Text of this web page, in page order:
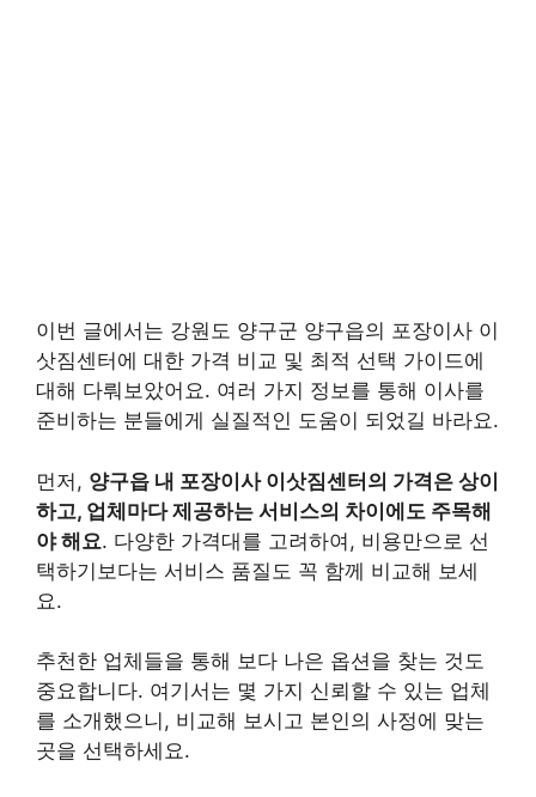
이번 글에서는 강원도 양구군 양구읍의 포장이사 이
삿짐센터에 대한 가격 비교 및 최적 선택 가이드에
대해 다뤄보았어요. 여러 가지 정보를 통해 이사를
준비하는 분들에게 실질적인 도움이 되었길 바라요.
먼저, 양구읍 내 포장이사 이삿짐센터의 가격은 상이
하고, 업체마다 제공하는 서비스의 차이에도 주목해
야 해요. 다양한 가격대를 고려하여, 비용만으로 선
택하기보다는 서비스 품질도 꼭 함께 비교해 보세
요.
추천한 업체들을 통해 보다 나은 옵션을 찾는 것도
중요합니다. 여기서는 몇 가지 신뢰할 수 있는 업체
를 소개했으니, 비교해 보시고 본인의 사정에 맞는
곳을 선택하세요.